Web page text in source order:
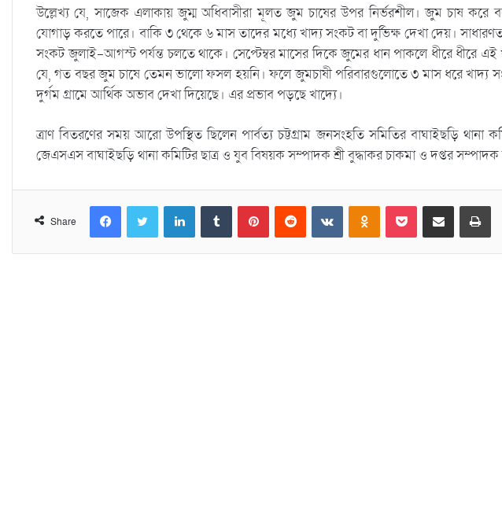
উল্লেখ্য যে, সাজেক এলাকায় জুম্ম অধিবাসীরা মূলত জুম চাষের উপর নির্ভরশীল। জুম চাষ করে
যোগাড় করতে পারে। বাকি ৩ থেকে ৬ মাস তাদের মধ্যে খাদ্য সংকট বা দুর্ভিক্ষ দেখা দেয়।
সংকট জুলাই-আগস্ট পর্যন্ত চলতে থাকে। সেপ্টেম্বর মাসের দিকে জুমের ধান পাকলে ধীরে ধীরে
যে, গত বছর জুম চাষে তেমন ভালো ফসল হয়নি। ফলে জুমচাষী পরিবারগুলোতে ৩ মাস ধরে খাদ্য
দুর্গম গ্রামে আর্থিক অভাব দেখা দিয়েছে। এর প্রভাব পড়ছে খাদ্যে।
ত্রাণ বিতরণের সময় আরো উপস্থিত ছিলেন পার্বত্য চট্টগ্রাম জনসংহতি সমিতির বাঘাইছড়ি থানা
জেএসএস বাঘাইছড়ি থানা কমিটির ছাত্র ও যুব বিষয়ক সম্পাদক শ্রী বুদ্ধাকর চাকমা ও দপ্তর
Share